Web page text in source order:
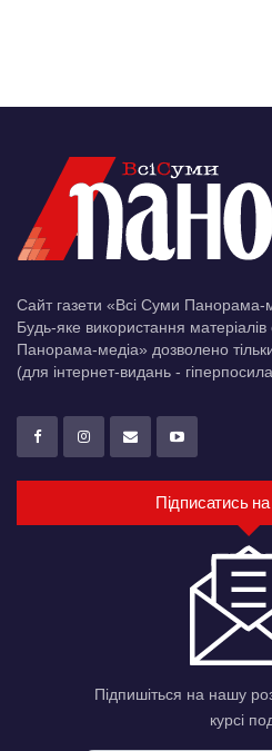
Сайт газети «Всі Суми Панорама-
Будь-яке використання
Панорама-медіа» дозволено
(для інтернет-видань -
Підписатись
Підпишіться на нашу
курсі